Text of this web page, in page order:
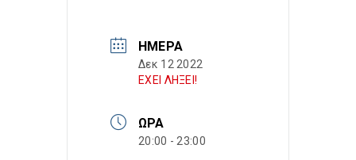
ΗΜΈΡΑ
Δεκ 12 2022
ΕΧΕΙ ΛΗΞΕΙ!
ΏΡΑ
20:00 - 23:00